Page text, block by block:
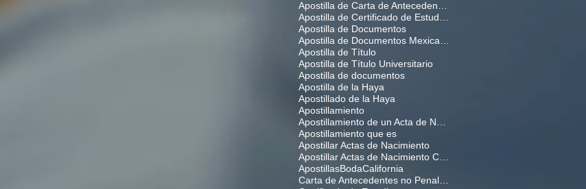
Apostilla de Documentos
Apostilla de Título
Apostilla de Título Universitario
Apostilla de documentos
Apostilla de la Haya
Apostillado de la Haya
Apostillamiento
Apostillamiento que es
Apostillar Actas de Nacimiento
ApostillasBodaCalifornia